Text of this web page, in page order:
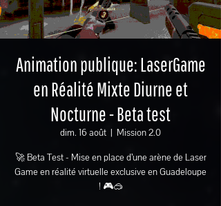
Animation publique: LaserGame
en Réalité Mixte Diurne et
Nocturne - Beta test
dim. 16 août
  |
Mission 2.0
🚀 Beta Test - Mise en place d’une arène de Laser
Game en réalité virtuelle exclusive en Guadeloupe
! 🎮🥽